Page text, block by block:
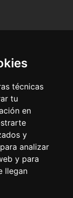
técnicas
tu
en
y
analizar
y para
llegan